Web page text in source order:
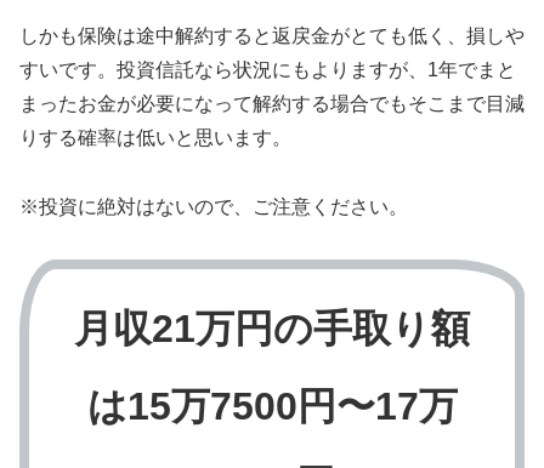
しかも保険は途中解約すると返戻金がとても低く、損しや
すいです。投資信託なら状況にもよりますが、1年でまと
まったお金が必要になって解約する場合でもそこまで目減
りする確率は低いと思います。
※投資に絶対はないので、ご注意ください。
月収21万円の手取り額
は15万7500円〜17万